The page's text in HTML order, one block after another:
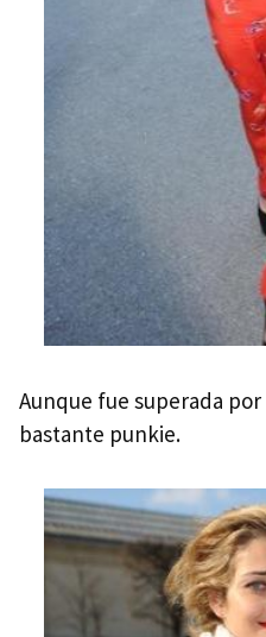
Aunque fue superada por
bastante punkie.